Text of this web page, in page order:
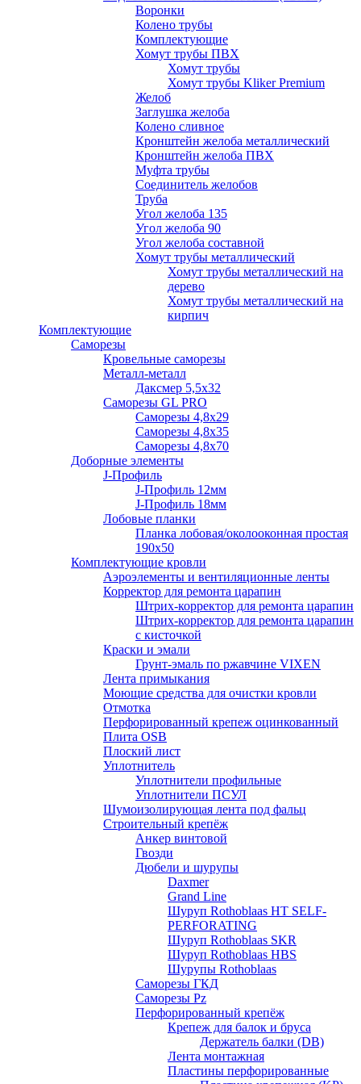
Воронки
Колено трубы
Комплектующие
Хомут трубы ПВХ
Хомут трубы
Хомут трубы Kliker Premium
Желоб
Заглушка желоба
Колено сливное
Кронштейн желоба металлический
Кронштейн желоба ПВХ
Муфта трубы
Соединитель желобов
Труба
Угол желоба 135
Угол желоба 90
Угол желоба составной
Хомут трубы металлический
Хомут трубы металлический на
дерево
Хомут трубы металлический на
кирпич
Комплектующие
Саморезы
Кровельные саморезы
Металл-металл
Даксмер 5,5х32
Саморезы GL PRO
Сaморезы 4,8х29
Сaморезы 4,8х35
Сaморезы 4,8х70
Доборные элементы
J-Профиль
J-Профиль 12мм
J-Профиль 18мм
Лобовые планки
Планка лобовая/околооконная простая
190х50
Комплектующие кровли
Аэроэлементы и вентиляционные ленты
Корректор для ремонта царапин
Штрих-корректор для ремонта царапин
Штрих-корректор для ремонта царапин
с кисточкой
Краски и эмали
Грунт-эмаль по ржавчине VIXEN
Лента примыкания
Моющие средства для очистки кровли
Отмотка
Перфорированный крепеж оцинкованный
Плита OSB
Плоский лист
Уплотнитель
Уплотнители профильные
Уплотнители ПСУЛ
Шумоизолирующая лента под фальц
Строительный крепёж
Анкер винтовой
Гвозди
Дюбели и шурупы
Daxmer
Grand Line
Шуруп Rothoblaas HT SELF-
PERFORATING
Шуруп Rothoblaas SKR
Шуруп Rothoblaas НВS
Шурупы Rothoblaas
Саморeзы ГКД
Саморезы Pz
Перфорированный крепёж
Крепеж для балок и бруса
Держатель балки (DB)
Лента монтажнaя
Пластины перфорированные